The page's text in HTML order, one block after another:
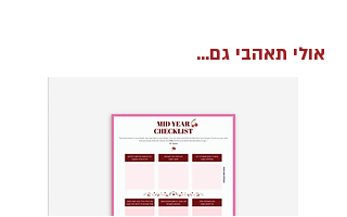
גודל: 14X7 ס"מ
אולי תאהבי גם...